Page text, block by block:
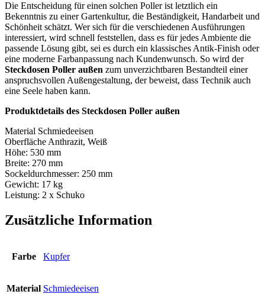
Die Entscheidung für einen solchen Poller ist letztlich ein
Bekenntnis zu einer Gartenkultur, die Beständigkeit, Handarbeit und
Schönheit schätzt. Wer sich für die verschiedenen Ausführungen
interessiert, wird schnell feststellen, dass es für jedes Ambiente die
passende Lösung gibt, sei es durch ein klassisches Antik-Finish oder
eine moderne Farbanpassung nach Kundenwunsch. So wird der
Steckdosen Poller außen zum unverzichtbaren Bestandteil einer
anspruchsvollen Außengestaltung, der beweist, dass Technik auch
eine Seele haben kann.
Produktdetails des Steckdosen Poller außen
Material Schmiedeeisen
Oberfläche Anthrazit, Weiß
Höhe: 530 mm
Breite: 270 mm
Sockeldurchmesser: 250 mm
Gewicht: 17 kg
Leistung: 2 x Schuko
Zusätzliche Information
Farbe Kupfer
Material Schmiedeeisen